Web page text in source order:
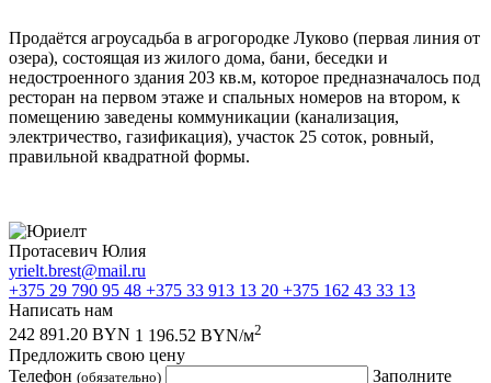
Продаётся агроусадьба в агрогородке Луково (первая линия от
озера), состоящая из жилого дома, бани, беседки и
недостроенного здания 203 кв.м, которое предназначалось под
ресторан на первом этаже и спальных номеров на втором, к
помещению заведены коммуникации (канализация,
электричество, газификация), участок 25 соток, ровный,
правильной квадратной формы.
Протасевич Юлия
yrielt.brest@mail.ru
+375 29 790 95 48 +375 33 913 13 20 +375 162 43 33 13
Написать нам
242 891.20 BYN 1 196.52 BYN/м2
Предложить свою цену
Телефон (обязательно) Заполните